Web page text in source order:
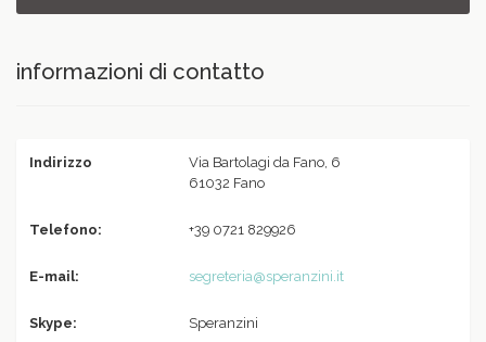
informazioni di contatto
Indirizzo
Via Bartolagi da Fano, 6
61032 Fano
Telefono: +39 0721 829926
E-mail: segreteria@speranzini.it
Skype: Speranzini